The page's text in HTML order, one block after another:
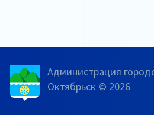
Администрация
Октябрьск © 2026